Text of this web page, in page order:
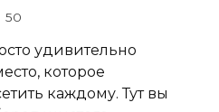
50
удивительно
которое
каждому. Тут вы